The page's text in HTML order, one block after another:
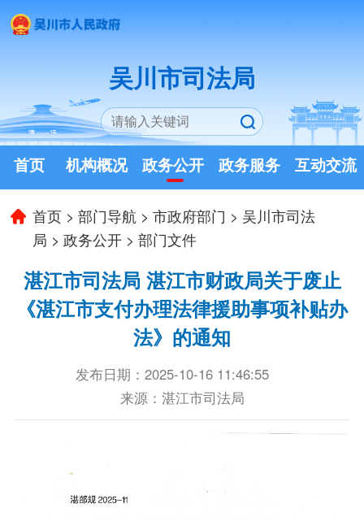
吴川市司法局
首页 机构概况 政务公开 政务服务 互动交流
首页 >部门导航 >市政府部门 > 吴川市司法
局 >政务公开 >部门文件
湛江市司法局 湛江市财政局关于废止
《湛江市支付办理法律援助事项补贴办
法》的通知
发布日期：2025-10-16 11:46:55
来源：湛江市司法局